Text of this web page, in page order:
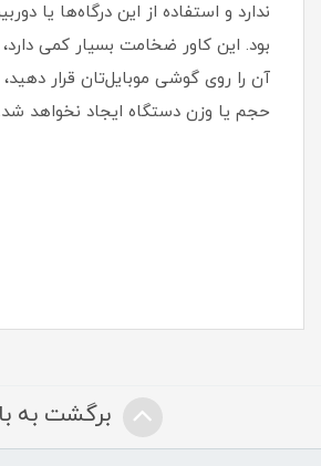
ندارد و استفاده از این درگاه‌ها یا
بود‏.‏ این کاور ضخامت بسیار کمی دارد،
آن را روی گوشی موبایل‌تان قرار دهید،
حجم یا وزن دستگاه ایجاد نخواهد
برگشت به